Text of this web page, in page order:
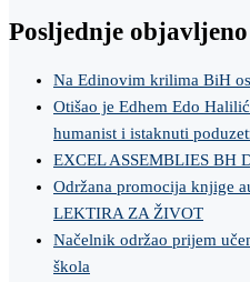
Posljednje objavljeno
Na Edinovim krilima BiH
Otišao je Edhem Edo
humanist i istaknuti
EXCEL ASSEMBLIES BH
Održana promocija knjige
LEKTIRA ZA ŽIVOT
Načelnik održao prijem
škola